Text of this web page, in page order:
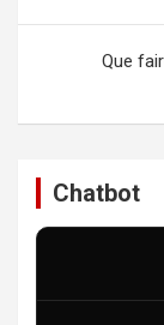
l’article
Que
Chatbot